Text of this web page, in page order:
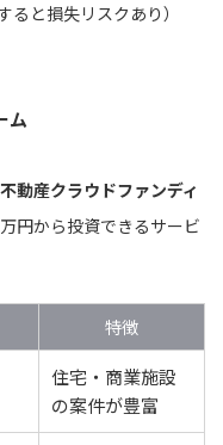
と損失リスクあり）
ム
動産クラウドファンディ
円から投資できるサービ
特徴
住宅・商業施設
の案件が豊富